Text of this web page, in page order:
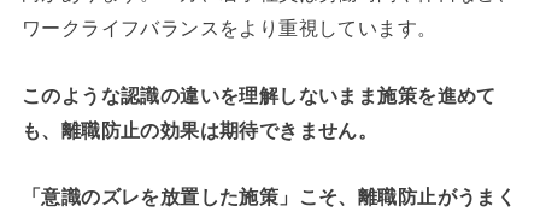
ワークライフバランスをより重視しています。
このような認識の違いを理解しないまま施策を進めて
も、離職防止の効果は期待できません。
「意識のズレを放置した施策」こそ、離職防止がうまく